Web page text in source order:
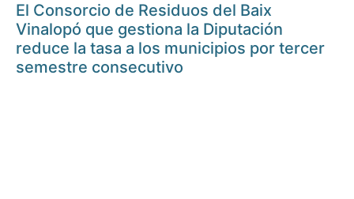
El Consorcio de Residuos del Baix
Vinalopó que gestiona la Diputación
reduce la tasa a los municipios por tercer
semestre consecutivo